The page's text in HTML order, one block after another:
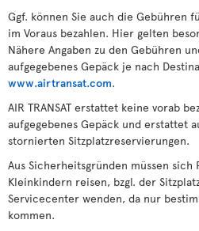
Ggf. können Sie auch die Gebühren
im Voraus bezahlen. Hier gelten
Nähere Angaben zu den Gebühren
aufgegebenes Gepäck je nach
www.airtransat.com.
AIR TRANSAT erstattet keine vorab
aufgegebenes Gepäck und erstattet
stornierten Sitzplatzreservierungen.
Aus Sicherheitsgründen müssen sich
Kleinkindern reisen, bzgl. der
Servicecenter wenden, da nur
kommen.